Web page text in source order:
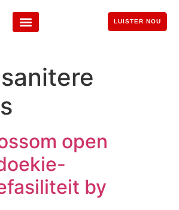
LUISTER NOU
sanitere
open
by